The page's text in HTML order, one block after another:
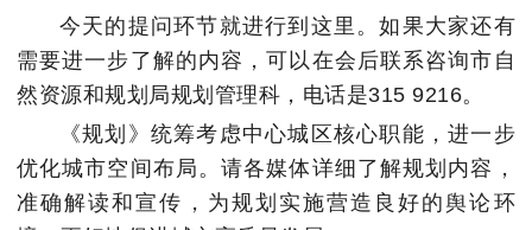
今天的提问环节就进行到这里。如果大家还有
需要进一步了解的内容，可以在会后联系咨询市自
然资源和规划局规划管理科，电话是315 9216。
《规划》统筹考虑中心城区核心职能，进一步
优化城市空间布局。请各媒体详细了解规划内容，
准确解读和宣传，为规划实施营造良好的舆论环